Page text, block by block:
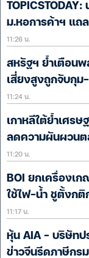
ม.หอการค้าฯ แถ
11:26 น.
สหรัฐฯ ย้ำเตือนพ
เสี่ยงสูงถูกจับกุม
11:24 น.
เกาหลีใต้ย้ำเศร
ลดความผันผวนต
11:20 น.
BOI ยกเครื่องเ
ใช้ไฟ-น้ำ ชูตั้งกติ
11:17 น.
หุ้น AIA – บริษัท
ข่าวจีนรีดภาษีกร